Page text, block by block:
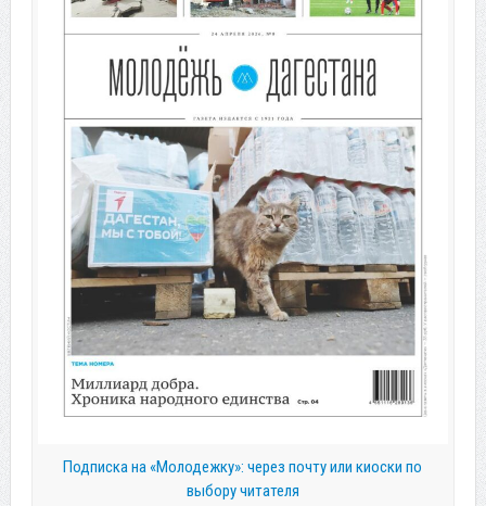
Подписка на «Молодежку»: через почту или киоски по
выбору читателя